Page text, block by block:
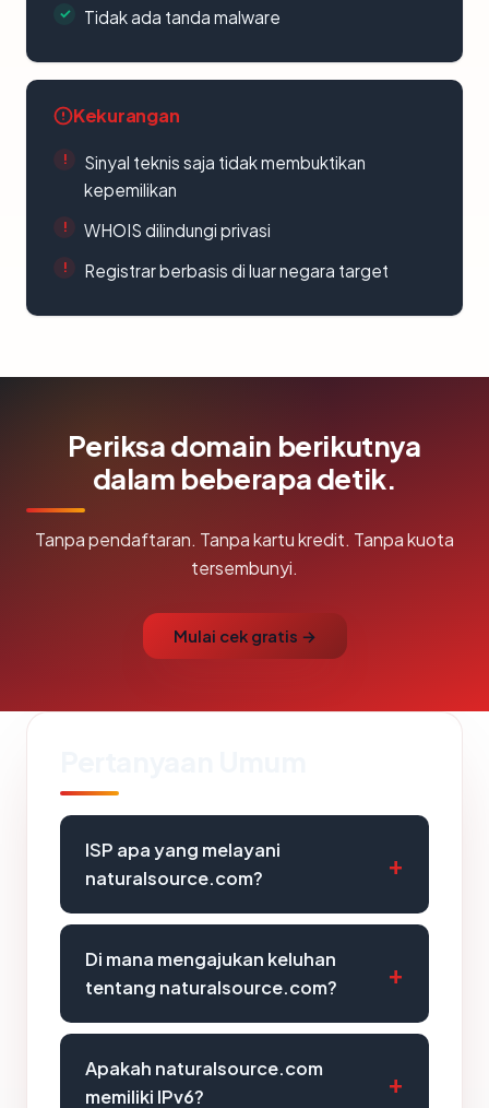
Tidak ada tanda malware
Kekurangan
Sinyal teknis saja tidak membuktikan
kepemilikan
WHOIS dilindungi privasi
Registrar berbasis di luar negara target
Periksa domain berikutnya
dalam beberapa detik.
Tanpa pendaftaran. Tanpa kartu kredit. Tanpa kuota
tersembunyi.
Mulai cek gratis →
ISP apa yang melayani
naturalsource.com?
Di mana mengajukan keluhan
tentang naturalsource.com?
Apakah naturalsource.com
memiliki IPv6?